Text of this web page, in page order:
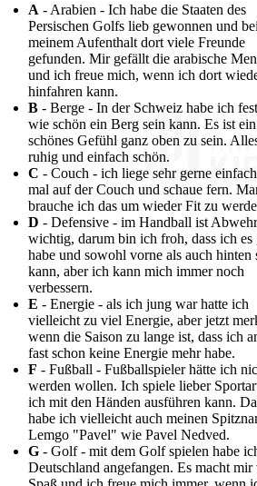
A - Arabien - Ich habe die Staaten des
Persischen Golfs lieb gewonnen und bei
meinem Aufenthalt dort viele Freunde
gefunden. Mir gefällt die arabische
und ich freue mich, wenn ich dort
hinfahren kann.
B - Berge - In der Schweiz habe ich
wie schön ein Berg sein kann. Es ist ein
schönes Gefühl ganz oben zu sein.
ruhig und einfach schön.
C - Couch - ich liege sehr gerne
mal auf der Couch und schaue fern.
brauche ich das um wieder Fit zu
D - Defensive - im Handball ist
wichtig, darum bin ich froh, dass ich es
habe und sowohl vorne als auch hinten
kann, aber ich kann mich immer noch
verbessern.
E - Energie - als ich jung war hatte ich
vielleicht zu viel Energie, aber jetzt
wenn die Saison zu lange ist, dass ich
fast schon keine Energie mehr habe.
F - Fußball - Fußballspieler hätte ich
werden wollen. Ich spiele lieber
ich mit den Händen ausführen kann.
habe ich vielleicht auch meinen
Lemgo "Pavel" wie Pavel Nedved.
G - Golf - mit dem Golf spielen habe
Deutschland angefangen. Es macht mir